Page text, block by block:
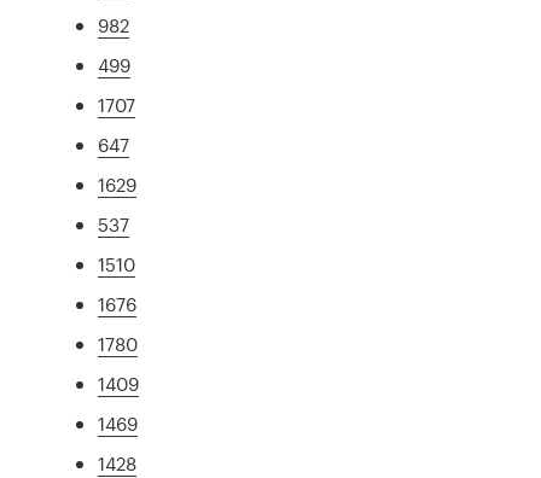
982
499
1707
647
1629
537
1510
1676
1780
1409
1469
1428